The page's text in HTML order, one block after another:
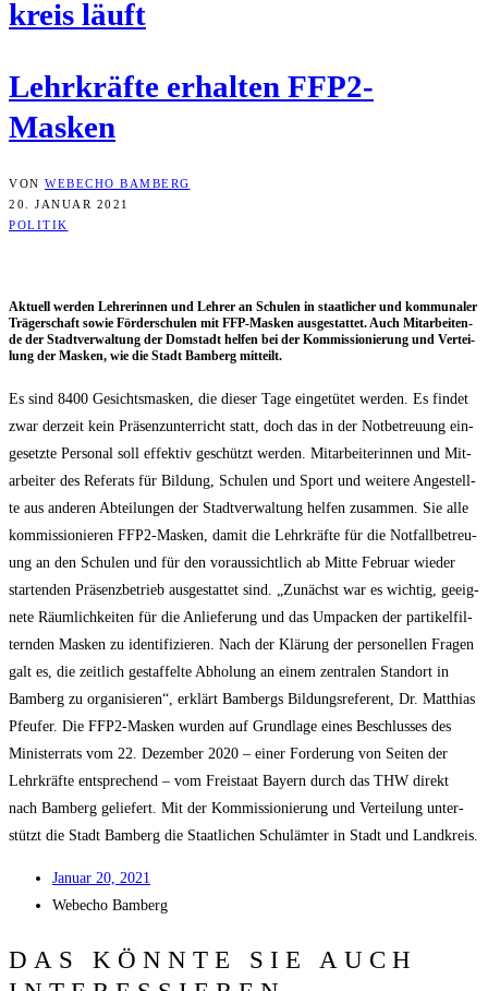
kreis läuft
Lehr­kräf­te erhal­ten FFP2-
Masken
VON WEBECHO BAMBERG
20. JANUAR 2021
POLITIK
Aktu­ell wer­den Leh­re­rin­nen und Leh­rer an Schu­len in staat­li­cher und kom­mu­na­ler
Trä­ger­schaft sowie För­der­schu­len mit FFP-Mas­ken aus­ge­stat­tet. Auch Mit­ar­bei­ten­
de der Stadt­ver­wal­tung der Dom­stadt hel­fen bei der Kom­mis­sio­nie­rung und Ver­tei­
lung der Mas­ken, wie die Stadt Bam­berg mitteilt.
Es sind 8400 Gesichts­mas­ken, die die­ser Tage ein­ge­tü­tet wer­den. Es fin­det
zwar der­zeit kein Prä­senz­un­ter­richt statt, doch das in der Not­be­treu­ung ein­
ge­setz­te Per­so­nal soll effek­tiv geschützt wer­den. Mit­ar­bei­te­rin­nen und Mit­
ar­bei­ter des Refe­rats für Bil­dung, Schu­len und Sport und wei­te­re Ange­stell­
te aus ande­ren Abtei­lun­gen der Stadt­ver­wal­tung hel­fen zusam­men. Sie alle
kom­mis­sio­nie­ren FFP2-Mas­ken, damit die Lehr­kräf­te für die Not­fall­be­treu­
ung an den Schu­len und für den vor­aus­sicht­lich ab Mit­te Febru­ar wie­der
star­ten­den Prä­senz­be­trieb aus­ge­stat­tet sind. „Zunächst war es wich­tig, geeig­
ne­te Räum­lich­kei­ten für die Anlie­fe­rung und das Umpa­cken der par­ti­kel­fil­
tern­den Mas­ken zu iden­ti­fi­zie­ren. Nach der Klä­rung der per­so­nel­len Fra­gen
galt es, die zeit­lich gestaf­fel­te Abho­lung an einem zen­tra­len Stand­ort in
Bam­berg zu orga­ni­sie­ren“, erklärt Bam­bergs Bil­dungs­re­fe­rent, Dr. Mat­thi­as
Pfeu­fer. Die FFP2-Mas­ken wur­den auf Grund­la­ge eines Beschlus­ses des
Minis­ter­rats vom 22. Dezem­ber 2020 – einer For­de­rung von Sei­ten der
Lehr­kräf­te ent­spre­chend – vom Frei­staat Bay­ern durch das THW direkt
nach Bam­berg gelie­fert. Mit der Kom­mis­sio­nie­rung und Ver­tei­lung unter­
stützt die Stadt Bam­berg die Staat­li­chen Schul­äm­ter in Stadt und Landkreis.
Janu­ar 20, 2021
Web­echo Bamberg
DAS KÖNNTE SIE AUCH